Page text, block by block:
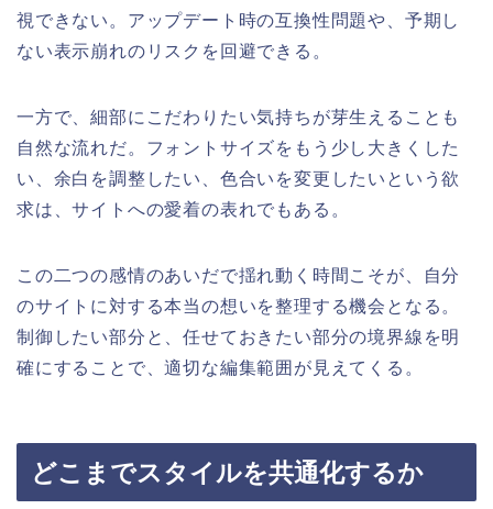
視できない。アップデート時の互換性問題や、予期し
ない表示崩れのリスクを回避できる。
一方で、細部にこだわりたい気持ちが芽生えることも
自然な流れだ。フォントサイズをもう少し大きくした
い、余白を調整したい、色合いを変更したいという欲
求は、サイトへの愛着の表れでもある。
この二つの感情のあいだで揺れ動く時間こそが、自分
のサイトに対する本当の想いを整理する機会となる。
制御したい部分と、任せておきたい部分の境界線を明
確にすることで、適切な編集範囲が見えてくる。
どこまでスタイルを共通化するか